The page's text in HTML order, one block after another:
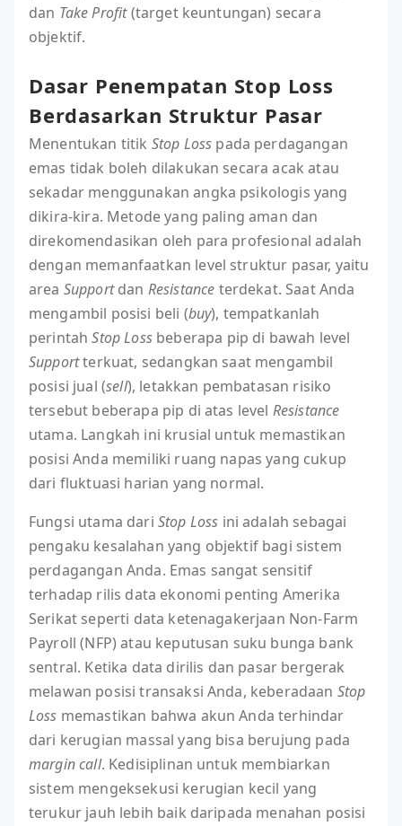
dan Take Profit(target keuntungan) secara
objektif.
Dasar Penempatan Stop Loss
Berdasarkan Struktur Pasar
Menentukan titik Stop Loss pada perdagangan
emas tidak boleh dilakukan secara acak atau
sekadar menggunakan angka psikologis yang
dikira-kira. Metode yang paling aman dan
direkomendasikan oleh para profesional adalah
dengan memanfaatkan level struktur pasar, yaitu
area Supportdan Resistance terdekat. Saat Anda
mengambil posisi beli (buy), tempatkanlah
perintahStop Lossbeberapa pip di bawah level
Supportterkuat, sedangkan saat mengambil
posisi jual (sell), letakkan pembatasan risiko
tersebut beberapa pip di atas level Resistance
utama. Langkah ini krusial untuk memastikan
posisi Anda memiliki ruang napas yang cukup
dari fluktuasi harian yang normal.
Fungsi utama dari Stop Loss ini adalah sebagai
pengaku kesalahan yang objektif bagi sistem
perdagangan Anda. Emas sangat sensitif
terhadap rilis data ekonomi penting Amerika
Serikat seperti data ketenagakerjaan Non-Farm
Payroll (NFP) atau keputusan suku bunga bank
sentral. Ketika data dirilis dan pasar bergerak
melawan posisi transaksi Anda, keberadaan Stop
Loss memastikan bahwa akun Anda terhindar
dari kerugian massal yang bisa berujung pada
margin call. Kedisiplinan untuk membiarkan
sistem mengeksekusi kerugian kecil yang
terukur jauh lebih baik daripada menahan posisi